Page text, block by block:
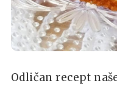
Odličan recept